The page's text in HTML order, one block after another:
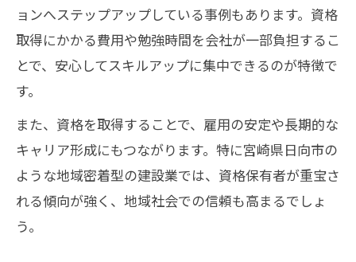
ョンへステップアップしている事例もあります。資格
取得にかかる費用や勉強時間を会社が一部負担するこ
とで、安心してスキルアップに集中できるのが特徴で
す。
また、資格を取得することで、雇用の安定や長期的な
キャリア形成にもつながります。特に宮崎県日向市の
ような地域密着型の建設業では、資格保有者が重宝さ
れる傾向が強く、地域社会での信頼も高まるでしょ
う。